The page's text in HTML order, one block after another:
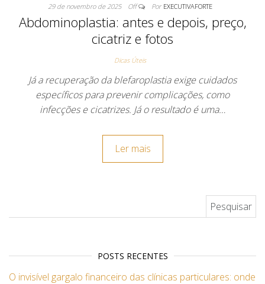
29 de novembro de 2025 Off Por EXECUTIVAFORTE
Abdominoplastia: antes e depois, preço,
cicatriz e fotos
Dicas Úteis
Já a recuperação da blefaroplastia exige cuidados
específicos para prevenir complicações, como
infecções e cicatrizes. Já o resultado é uma…
Ler mais
POSTS RECENTES
O invisível gargalo financeiro das clínicas particulares: onde